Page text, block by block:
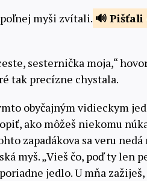
myši zvítali.
Pišťali
sesternička moja,“
tak precízne chystala.
obyčajným vidieckym
ako môžeš niekomu
zapadákova sa veru
myš. „Vieš čo, poď ty len
jedlo. U mňa